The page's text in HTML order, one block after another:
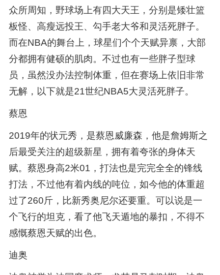
众所周知，野球场上有四大天王，分别是矮壮篮
板怪、高瘦远投王、勾手老大爷和灵活死胖子。
而在NBA的舞台上，球星们个个天赋异禀，大部
分都拥有健硕的肌肉。不过也有一些胖子型球
员，虽然没办法控制体重，但在赛场上依旧非常
无解，以下就是21世纪NBA5大灵活死胖子。
蔡恩
2019年的状元秀，是蔡恩威廉森，他是詹姆斯之
后最受关注的超级新星，拥有着夸张的身体天
赋。蔡恩身高2米01，打法也是完完全全的锋线
打法，不过他有着内线的吨位，如今他的体重超
过了260斤，比新秀奥尼尔还要重。可以说是一
个飞行的坦克，看了他飞天遁地的暴扣，不得不
感慨蔡恩天赋的出色。
迪奥